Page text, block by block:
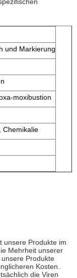
und Markierung
moxibustion
Chemikalie
unsere Produkte im
Mehrheit unserer
Produkte
Kosten.
die Viren